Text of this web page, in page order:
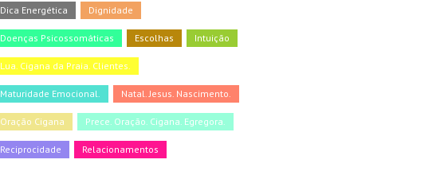
Dica Energética Dignidade
Doenças Psicossomáticas Escolhas Intuição
Lua. Cigana da Praia. Clientes.
Maturidade Emocional. Natal. Jesus. Nascimento.
Oração Cigana Prece. Oração. Cigana. Egregora.
Reciprocidade Relacionamentos